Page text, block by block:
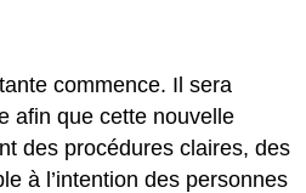
commence. Il sera
afin que cette nouvelle
des procédures claires, des
à l’intention des personnes